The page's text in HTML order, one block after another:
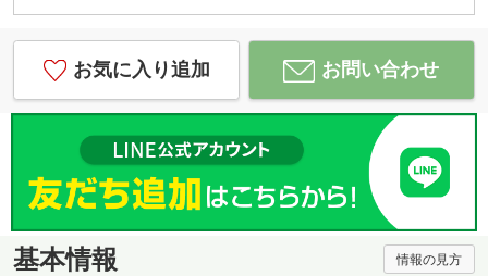
お気に入り追加 お問い合わせ
基本情報 情報の見方